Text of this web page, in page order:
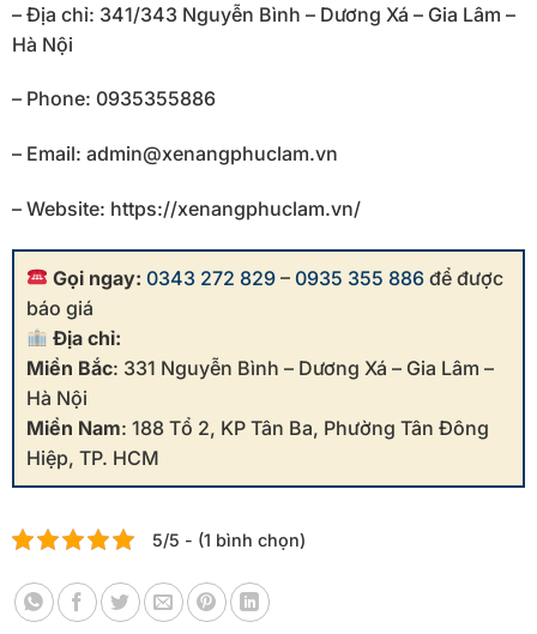
– Địa chỉ: 341/343 Nguyễn Bình – Dương Xá – Gia Lâm –
Hà Nội
– Phone: 0935355886
– Email: admin@xenangphuclam.vn
– Website: https://xenangphuclam.vn/
Gọi ngay: 0343 272 829 –0935 355 886 để được
báo giá
Địa chỉ:
Miền Bắc: 331 Nguyễn Bình – Dương Xá – Gia Lâm –
Hà Nội
Miền Nam: 188 Tổ 2, KP Tân Ba, Phường Tân Đông
Hiệp, TP. HCM
5/5 - (1 bình chọn)